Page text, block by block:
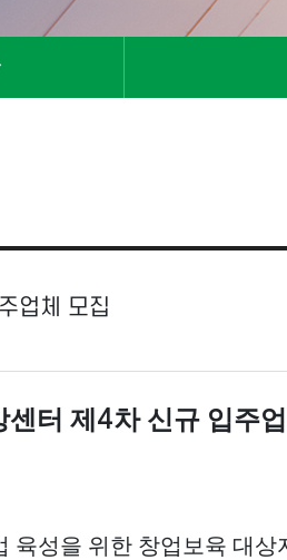
업체 모집
터 제 4차 신규 입주
성을 위한 창업보육 대상